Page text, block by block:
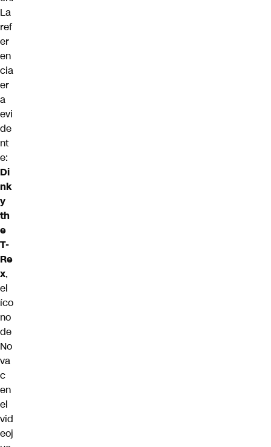
La
ref
er
en
cia
er
a
evi
de
nt
e:
Di
nk
y
th
e
T-
Re
x,
el
íco
no
de
No
va
c
en
el
vid
eoj